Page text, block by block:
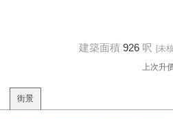
建築面積 926 呎 [未
上次升
街景